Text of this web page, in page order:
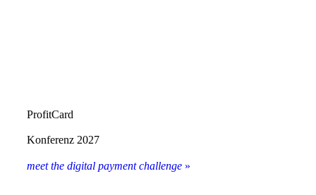
ProfitCard
Konferenz 2027
meet the digital payment challenge »